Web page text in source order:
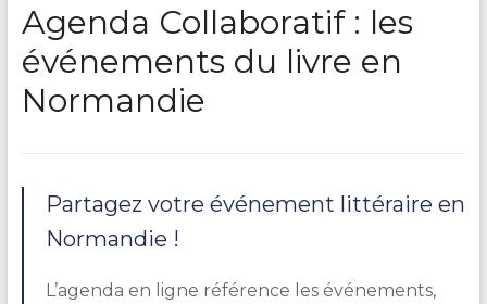
Agenda Collaboratif : les
événements du livre en
Normandie
Partagez votre événement littéraire en
Normandie !
L’agenda en ligne référence les événements,